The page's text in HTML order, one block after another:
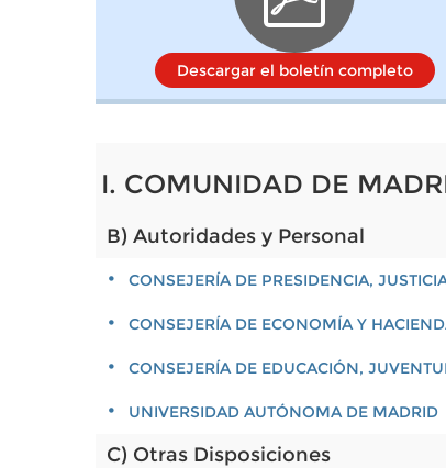
Descargar el boletín completo
I. COMUNIDAD DE
B) Autoridades y Personal
CONSEJERÍA DE PRESIDENCIA,
CONSEJERÍA DE ECONOMÍA Y
CONSEJERÍA DE EDUCACIÓN,
UNIVERSIDAD AUTÓNOMA DE MADRID
C) Otras Disposiciones